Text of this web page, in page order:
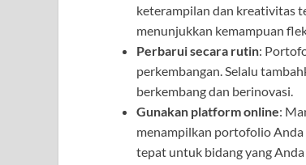
keterampilan dan kreativitas
menunjukkan kemampuan
Perbarui secara rutin:
perkembangan. Selalu
berkembang dan berinovasi.
Gunakan platform online:
menampilkan portofolio Anda
tepat untuk bidang yang Anda